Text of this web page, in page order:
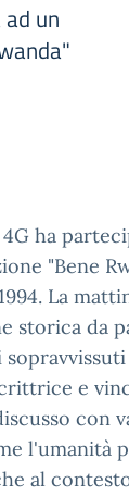
un
4G ha
"Bene
La
storica da
e
con
l'umanità
al